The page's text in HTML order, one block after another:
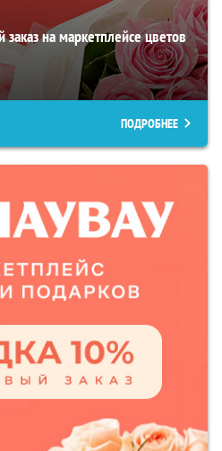
на маркетплейсе цветов
ПОДРОБНЕЕ